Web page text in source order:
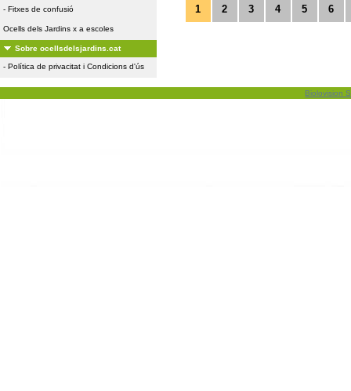
- Fitxes de confusió
Ocells dels Jardins x a escoles
Sobre ocellsdelsjardins.cat
- Política de privacitat i Condicions d'ús
1 2 3 4 5 6
Biolovision